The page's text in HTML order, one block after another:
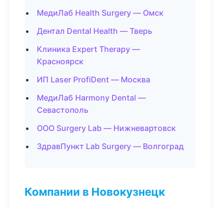
МедиЛаб Health Surgery — Омск
Дентал Dental Health — Тверь
Клиника Expert Therapy —
Красноярск
ИП Laser ProfiDent — Москва
МедиЛаб Harmony Dental —
Севастополь
ООО Surgery Lab — Нижневартовск
ЗдравПункт Lab Surgery — Волгоград
Компании в Новокузнецк